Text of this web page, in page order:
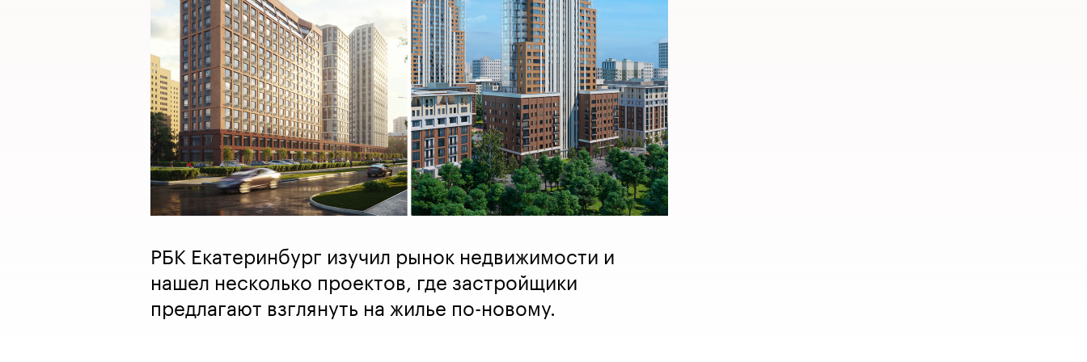
РБК Екатеринбург изучил рынок недвижимости и
нашел несколько проектов, где застройщики
предлагают взглянуть на жилье по-новому.